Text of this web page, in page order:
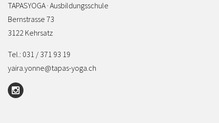
TAPASYOGA · Ausbildungsschule
Bernstrasse 73
3122 Kehrsatz
Tel.: 031 / 371 93 19
yaira.yonne@tapas-yoga.ch